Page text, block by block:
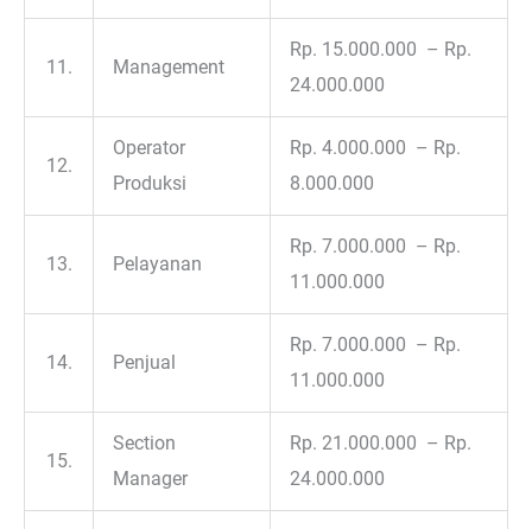
11. Management
Rp. 15.000.000 – Rp.
24.000.000
12.
Operator
Produksi
Rp. 4.000.000 – Rp.
8.000.000
13. Pelayanan
Rp. 7.000.000 – Rp.
11.000.000
14. Penjual
Rp. 7.000.000 – Rp.
11.000.000
15.
Section
Manager
Rp. 21.000.000 – Rp.
24.000.000